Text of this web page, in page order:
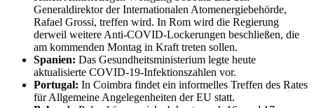
Generaldirektor der Internationalen Atomenergiebehörde,
Rafael Grossi, treffen wird. In Rom wird die Regierung
derweil weitere Anti-COVID-Lockerungen beschließen, die
am kommenden Montag in Kraft treten sollen.
Spanien: Das Gesundheitsministerium legte heute
aktualisierte COVID-19-Infektionszahlen vor.
Portugal: In Coimbra findet ein informelles Treffen des Rates
für Allgemeine Angelegenheiten der EU statt.